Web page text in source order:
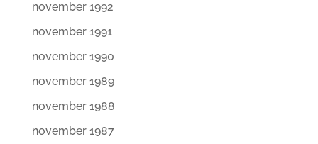
november 1992
november 1991
november 1990
november 1989
november 1988
november 1987